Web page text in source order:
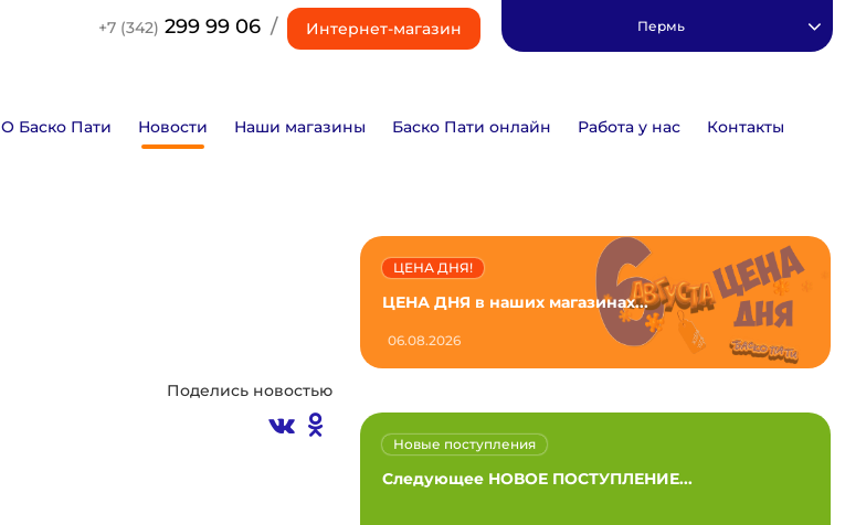
+7 (342) 299 99 06 / Интернет-магазин Пермь
О Баско Пати Новости Наши магазины Баско Пати онлайн Работа у нас Контакты
Поделись новостью
ЦЕНА ДНЯ в наших магазинах...
ЦЕНА ДНЯ!
06.08.2026
Следующее НОВОЕ ПОСТУПЛЕНИЕ...
Новые поступления